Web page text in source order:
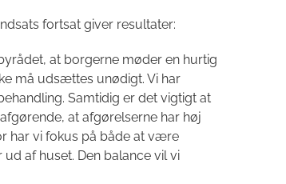
fortsat giver resultater:
at borgerne møder en hurtig
må udsættes unødigt. Vi har
Samtidig er det vigtigt at
at afgørelserne har høj
har vi fokus på både at være
af huset. Den balance vil vi